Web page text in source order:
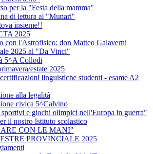
per la "Festa della mamma"
di lettura al "Munari"
insieme!!
2025
con l'Astrofisico: don Matteo Galaverni
2025 al "Da Vinci"
5^A Collodi
estate 2025
linguistiche studenti - esame A2
alla legalità
civica 5^Calvino
e giochi olimpici nell'Europa in guerra"
il nostro Istituto scolastico
CON LE MANI"
PROVINCIALE 2025